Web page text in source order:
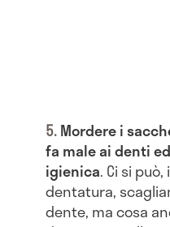
Mordere i
fa male ai denti
igienica. Ci si
dentatura,
dente, ma cosa